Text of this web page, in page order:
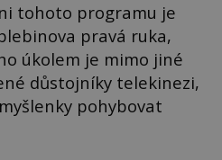
tohoto programu je
pravá ruka,
úkolem je mimo jiné
důstojníky telekinezi,
pohybovat